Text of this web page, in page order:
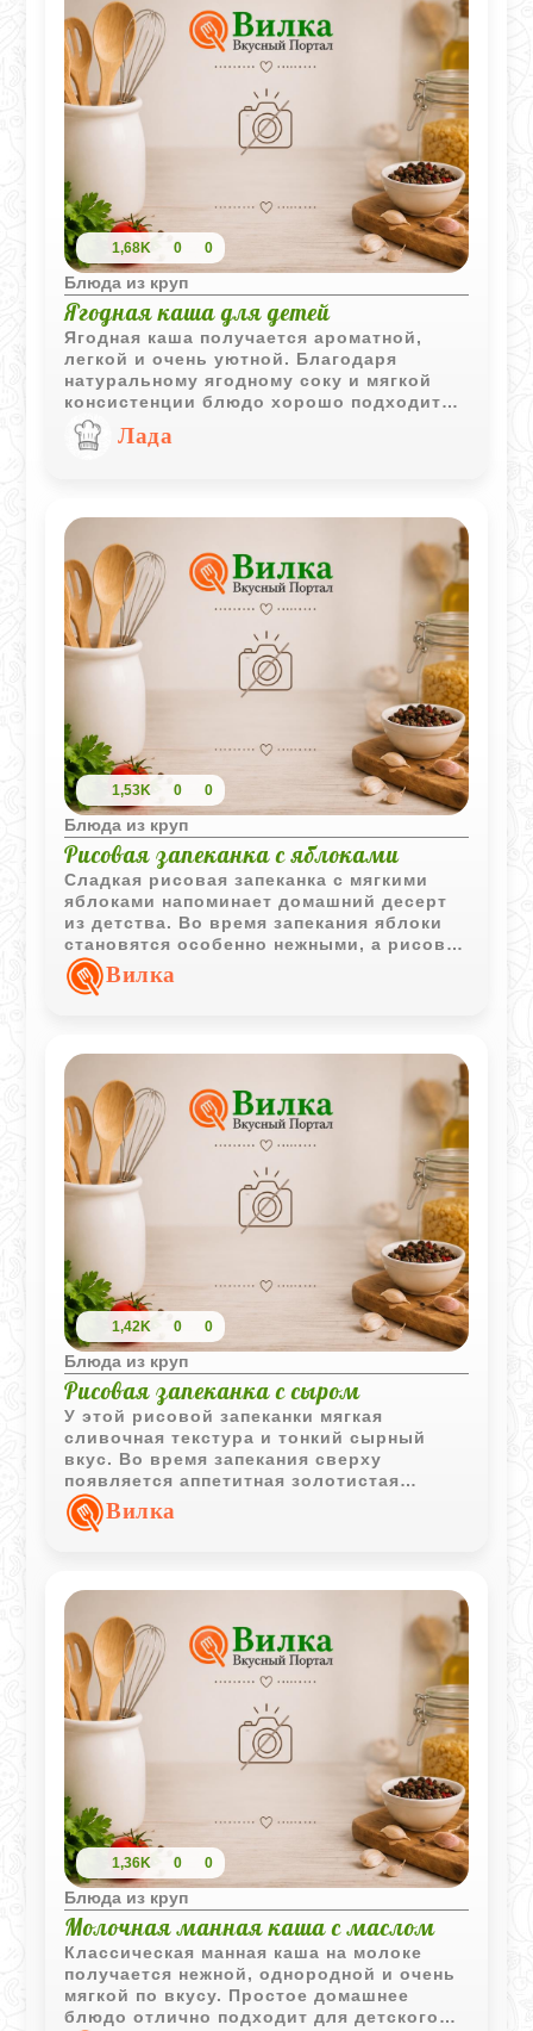
1,68K 0 0
Блюда из круп
Ягодная каша для детей
Ягодная каша получается ароматной,
легкой и очень уютной. Благодаря
натуральному ягодному соку и мягкой
консистенции блюдо хорошо подходит
для детского завтрака или полдника.
Лада
1,53K 0 0
Блюда из круп
Рисовая запеканка с яблоками
Сладкая рисовая запеканка с мягкими
яблоками напоминает домашний десерт
из детства. Во время запекания яблоки
становятся особенно нежными, а рисовая
основа - воздушной и ароматной.
Вилка
1,42K 0 0
Блюда из круп
Рисовая запеканка с сыром
У этой рисовой запеканки мягкая
сливочная текстура и тонкий сырный
вкус. Во время запекания сверху
появляется аппетитная золотистая
корочка, а внутри блюдо остается
нежным и сочным.
Вилка
1,36K 0 0
Блюда из круп
Молочная манная каша с маслом
Классическая манная каша на молоке
получается нежной, однородной и очень
мягкой по вкусу. Простое домашнее
блюдо отлично подходит для детского